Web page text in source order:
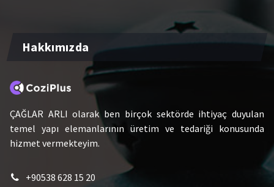
Hakkımızda
ÇAĞLAR ARLI olarak ben birçok sektörde ihtiyaç duyulan
temel yapı elemanlarının üretim ve tedariği konusunda
hizmet vermekteyim.
+90538 628 15 20